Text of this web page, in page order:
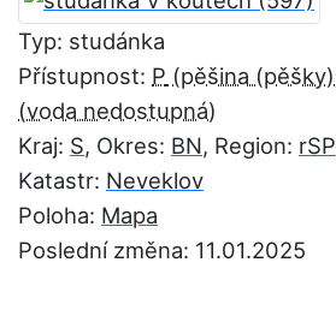
Typ: studánka
Přístupnost: P
Kraj: S, Okres: BN, Region: rSP
Katastr: Neveklov
Poloha: Mapa
Poslední změna: 11.01.2025